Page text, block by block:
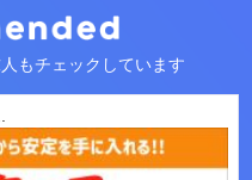
もチェックしています